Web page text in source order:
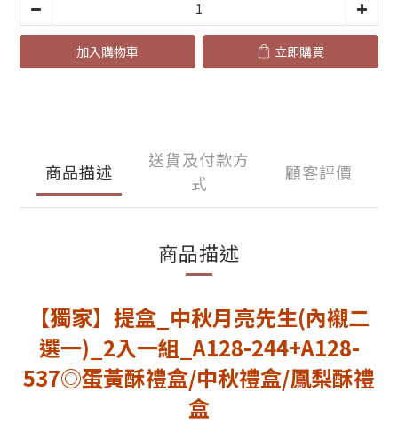
加入購物車 立即購買
商品描述
送貨及付款方
式
顧客評價
商品描述
【獨家】提盒_中秋月亮先生(內襯二
選一)_2入一組_A128-244+A128-
537◎蛋黃酥禮盒/中秋禮盒/鳳梨酥禮
盒